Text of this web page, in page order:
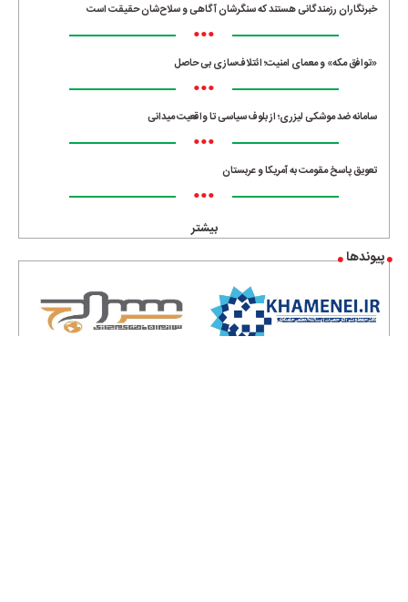
خبرنگاران رزمندگانی هستند که سنگرشان آگاهی و سلاح‌شان حقیقت است
•••
«توافق مکه» و معمای امنیت؛ ائتلاف‌سازی بی حاصل
•••
سامانه ضد موشکی لیزری؛ از بلوف سیاسی تا واقعیت میدانی
•••
تعویق پاسخ مقومت به آمریکا و عربستان
•••
بیشتر
پیوندها